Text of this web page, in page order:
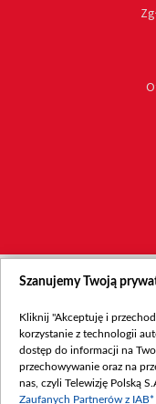
Szanujemy Twoją
Kliknij "Akceptuję i
korzystanie z technologii
dostęp do informacji na
przechowywanie oraz na
nas, czyli Telewizję Polską
Zaufanych Partnerów z